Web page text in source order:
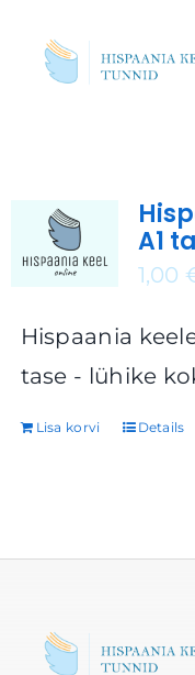
A1
1,00
Hispaania
tase - lühike
Lisa korvi Details